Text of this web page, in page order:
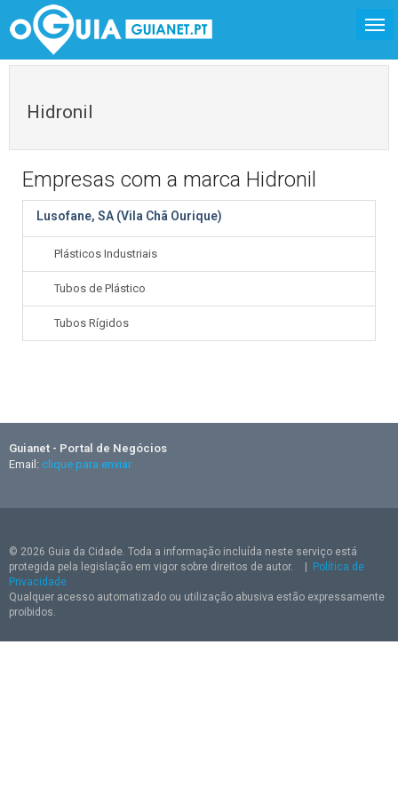
Hidronil
Empresas com a marca Hidronil
Lusofane, SA (Vila Chã Ourique)
Plásticos Industriais
Tubos de Plástico
Tubos Rígidos
Guianet - Portal de Negócios
Email: clique para enviar
© 2026 Guia da Cidade. Toda a informação incluída neste serviço está
protegida pela legislação em vigor sobre direitos de autor.
Política de
Privacidade
Qualquer acesso automatizado ou utilização abusiva estão expressamente
proibidos.